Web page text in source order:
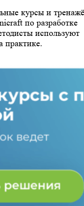
курсы и
по разработке
используют
практике.